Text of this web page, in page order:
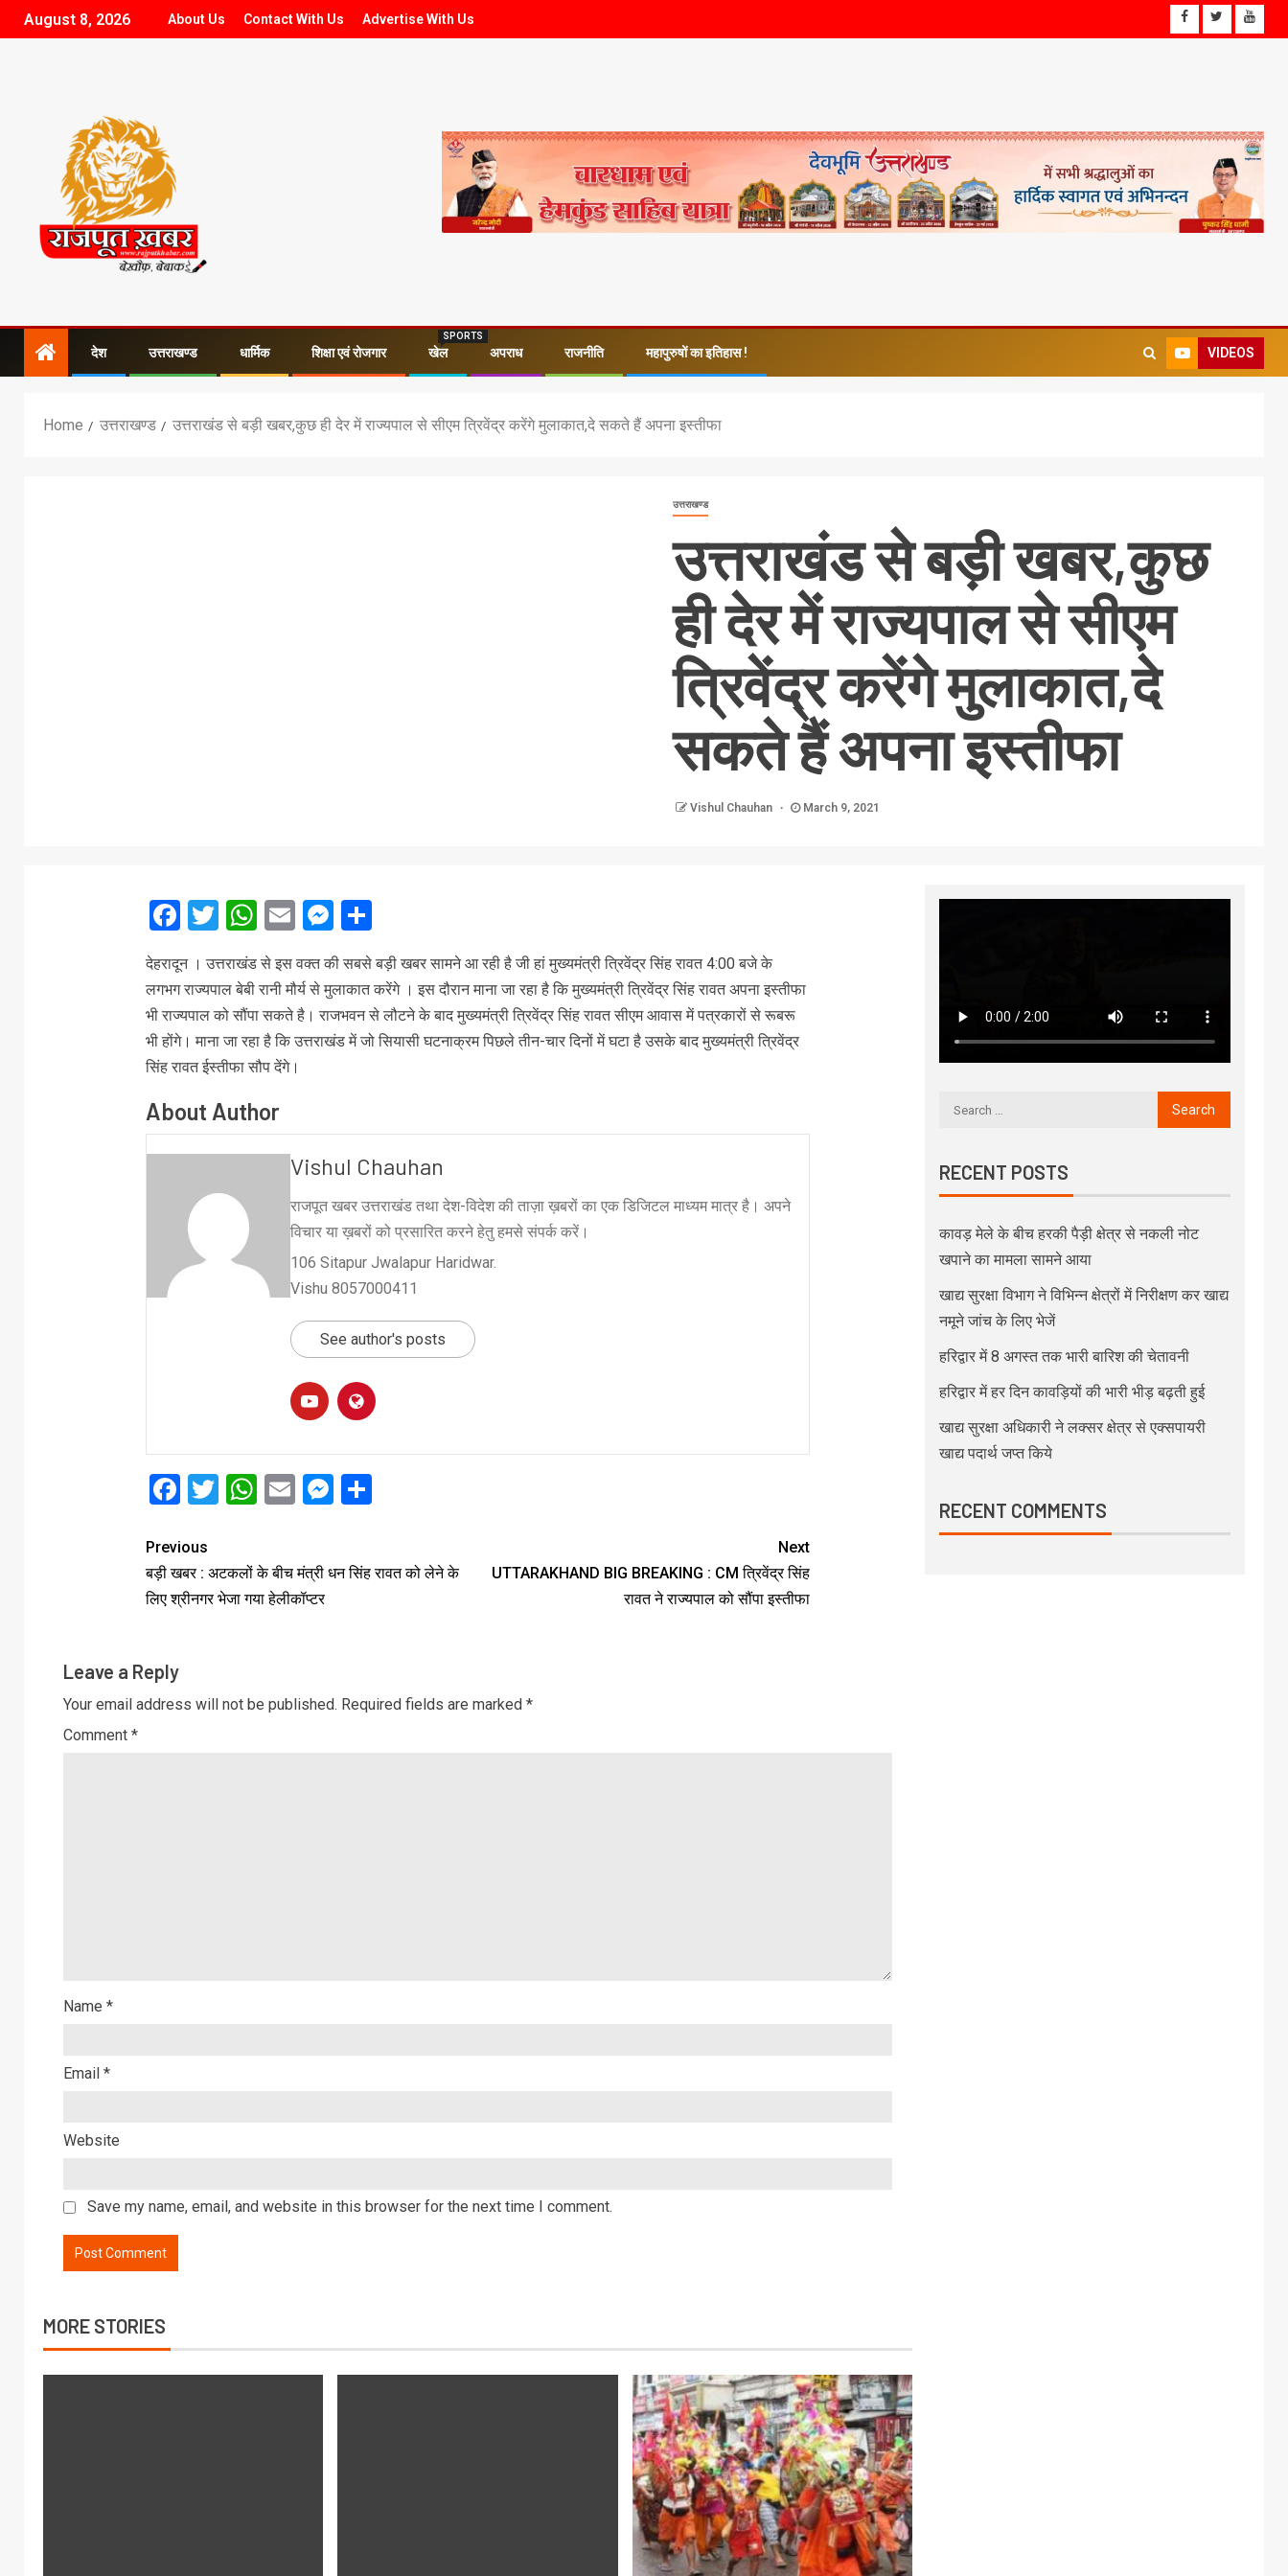
August 8, 2026 About Us Contact With Us Advertise With Us
देश उत्तराखण्ड धार्मिक शिक्षा एवं रोजगार खेल
SPORTS
अपराध राजनीति महापुरुषों का इतिहास ! VIDEOS
Home उत्तराखण्ड उत्तराखंड से बड़ी खबर,कुछ ही देर में राज्यपाल से सीएम त्रिवेंद्र करेंगे मुलाकात,दे सकते हैं अपना इस्तीफा
उत्तराखण्ड
उत्तराखंड से बड़ी खबर,कुछ
ही देर में राज्यपाल से सीएम
त्रिवेंद्र करेंगे मुलाकात,दे
सकते हैं अपना इस्तीफा
Vishul Chauhan March 9, 2021
Facebook
Twitter
WhatsApp
EmailMessenger
Share
देहरादून । उत्तराखंड से इस वक्त की सबसे बड़ी खबर सामने आ रही है जी हां मुख्यमंत्री त्रिवेंद्र सिंह रावत 4:00 बजे के
लगभग राज्यपाल बेबी रानी मौर्य से मुलाकात करेंगे । इस दौरान माना जा रहा है कि मुख्यमंत्री त्रिवेंद्र सिंह रावत अपना इस्तीफा
भी राज्यपाल को सौंपा सकते है। राजभवन से लौटने के बाद मुख्यमंत्री त्रिवेंद्र सिंह रावत सीएम आवास में पत्रकारों से रूबरू
भी होंगे। माना जा रहा है कि उत्तराखंड में जो सियासी घटनाक्रम पिछले तीन-चार दिनों में घटा है उसके बाद मुख्यमंत्री त्रिवेंद्र
सिंह रावत ईस्तीफा सौप देंगे।
About Author
Vishul Chauhan
राजपूत खबर उत्तराखंड तथा देश-विदेश की ताज़ा ख़बरों का एक डिजिटल माध्यम मात्र है। अपने
विचार या ख़बरों को प्रसारित करने हेतु हमसे संपर्क करें।
106 Sitapur Jwalapur Haridwar.
Vishu 8057000411
See author's posts
Facebook
Twitter
WhatsApp
EmailMessenger
Share
Previous
बड़ी खबर : अटकलों के बीच मंत्री धन सिंह रावत को लेने के
लिए श्रीनगर भेजा गया हेलीकॉप्टर
Next
UTTARAKHAND BIG BREAKING : CM त्रिवेंद्र सिंह
रावत ने राज्यपाल को सौंपा इस्तीफा
Leave a Reply
Your email address will not be published. Required fields are marked *
Comment *
Name *
Email *
Website
Save my name, email, and website in this browser for the next time I comment.
MORE STORIES
RECENT POSTS
कावड़ मेले के बीच हरकी पैड़ी क्षेत्र से नकली नोट
खपाने का मामला सामने आया
खाद्य सुरक्षा विभाग ने विभिन्न क्षेत्रों में निरीक्षण कर खाद्य
नमूने जांच के लिए भेजें
हरिद्वार में 8 अगस्त तक भारी बारिश की चेतावनी
हरिद्वार में हर दिन कावड़ियों की भारी भीड़ बढ़ती हुई
खाद्य सुरक्षा अधिकारी ने लक्सर क्षेत्र से एक्सपायरी
खाद्य पदार्थ जप्त किये
RECENT COMMENTS